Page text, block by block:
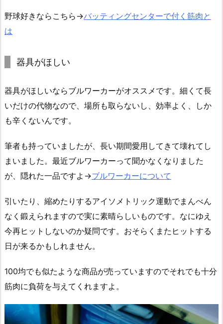
野球好きならこちら→バッティングセンターで付く筋肉と
は
器具がほしい
器具がほしいならブルワーカーがオススメです。細くて長
いだけの代物なので、場所も取らないし、効率よく、しか
も辛くないんです。
筆者も持っていましたが、長い期間愛用してきて壊れてし
まいました。最近ブルワーカーって聞かなくなりました
が、隠れた一品ですよ→ブルワーカーについて
引いたり、縮めたりするアイソメトリック運動でまんべん
なく鍛えられますので実に素晴らしいものです。なにゆえ
今再ヒットしないのか疑問です。おそらくまたヒットする
日が来るかもしれません。
100均でも似たような商品が売っていますのでそれでも十分
筋肉に負荷を与えてくれますよ。